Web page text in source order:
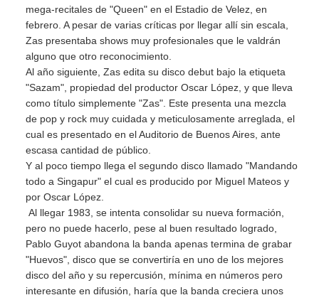
mega-recitales de "Queen" en el Estadio de Velez, en
febrero. A pesar de varias críticas por llegar allí sin escala,
Zas presentaba shows muy profesionales que le valdrán
alguno que otro reconocimiento.
Al año siguiente, Zas edita su disco debut bajo la etiqueta
"Sazam", propiedad del productor Oscar López, y que lleva
como título simplemente "Zas". Este presenta una mezcla
de pop y rock muy cuidada y meticulosamente arreglada, el
cual es presentado en el Auditorio de Buenos Aires, ante
escasa cantidad de público.
Y al poco tiempo llega el segundo disco llamado "Mandando
todo a Singapur" el cual es producido por Miguel Mateos y
por Oscar López.
Al llegar 1983, se intenta consolidar su nueva formación,
pero no puede hacerlo, pese al buen resultado logrado,
Pablo Guyot abandona la banda apenas termina de grabar
"Huevos", disco que se convertiría en uno de los mejores
disco del año y su repercusión, mínima en números pero
interesante en difusión, haría que la banda creciera unos